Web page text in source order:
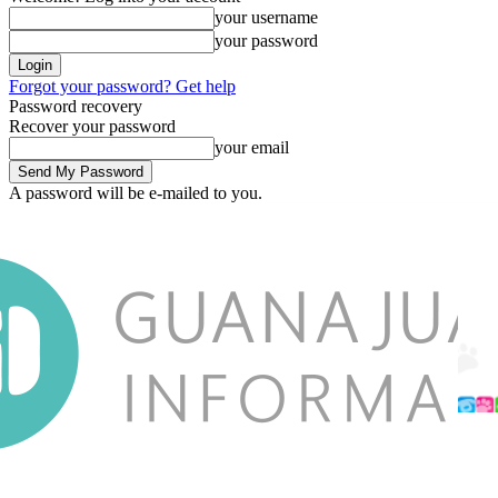
your username
your password
Forgot your password? Get help
Password recovery
Recover your password
your email
A password will be e-mailed to you.